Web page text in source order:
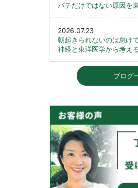
バテだけではない原因を
2026.07.23
朝起きられないのは怠け
神経と東洋医学から考え
ブログ